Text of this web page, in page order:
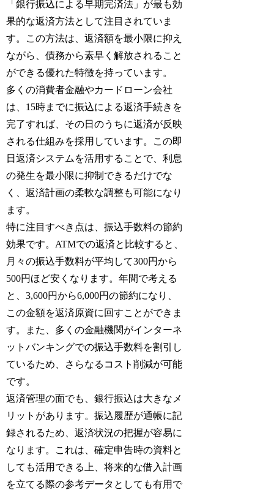
「銀行振込による早期完済法」が最も効
果的な返済方法として注目されていま
す。この方法は、返済額を最小限に抑え
ながら、債務から素早く解放されること
ができる優れた特徴を持っています。
多くの消費者金融やカードローン会社
は、15時までに振込による返済手続きを
完了すれば、その日のうちに返済が反映
される仕組みを採用しています。この即
日返済システムを活用することで、利息
の発生を最小限に抑制できるだけでな
く、返済計画の柔軟な調整も可能になり
ます。
特に注目すべき点は、振込手数料の節約
効果です。ATMでの返済と比較すると、
月々の振込手数料が平均して300円から
500円ほど安くなります。年間で考える
と、3,600円から6,000円の節約になり、
この金額を返済原資に回すことができま
す。また、多くの金融機関がインターネ
ットバンキングでの振込手数料を割引し
ているため、さらなるコスト削減が可能
です。
返済管理の面でも、銀行振込は大きなメ
リットがあります。振込履歴が通帳に記
録されるため、返済状況の把握が容易に
なります。これは、確定申告時の資料と
しても活用できる上、将来的な借入計画
を立てる際の参考データとしても有用で